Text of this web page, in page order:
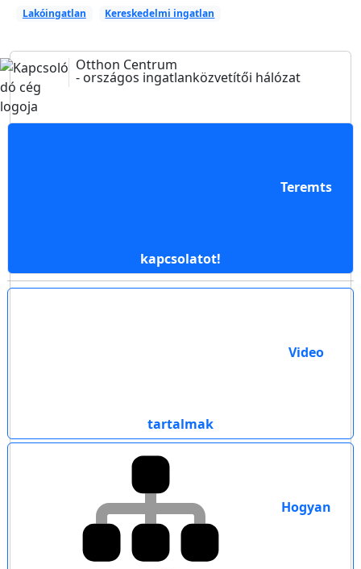
Lakóingatlan Kereskedelmi ingatlan
Otthon Centrum
- országos ingatlanközvetítői hálózat
Teremts
kapcsolatot!
Video
tartalmak
Hogyan